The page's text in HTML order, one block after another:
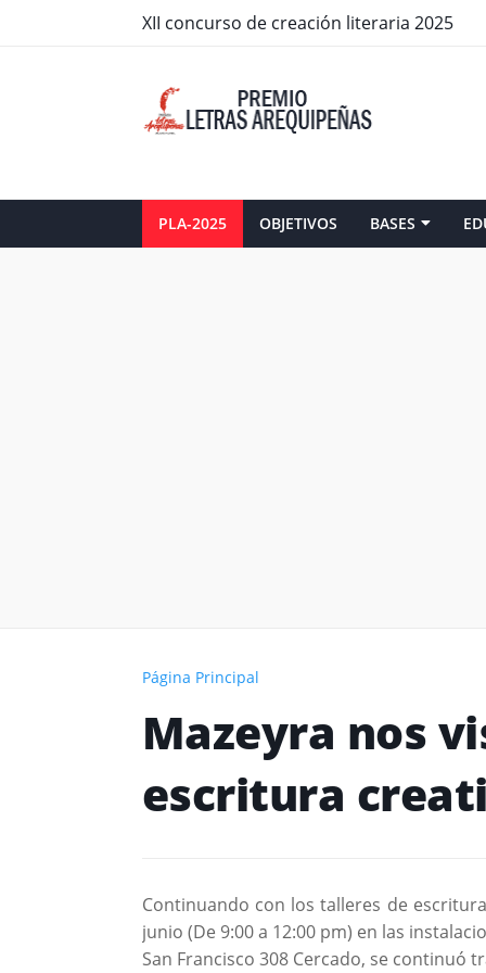
XII concurso de creación literaria 2025
PLA-2025 OBJETIVOS BASES
Página Principal
Mazeyra nos
escritura
Continuando con los talleres de
junio (De 9:00 a 12:00 pm) en las
San Francisco 308 Cercado, se continuó